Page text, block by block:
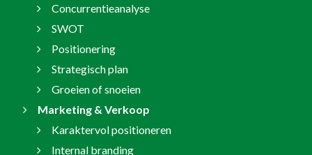
Concurrentieanalyse
SWOT
Positionering
Strategisch plan
Groeien of snoeien
Marketing & Verkoop
Karaktervol positioneren
Internal branding